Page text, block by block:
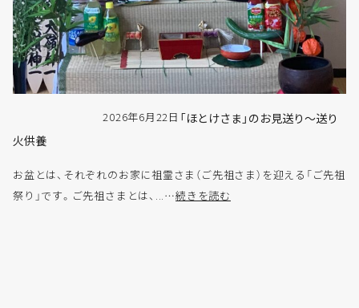
2026年6月22日 「ほとけさま」のお見送り～送り
火供養
お盆とは、それぞれのお家に祖霊さま（ご先祖さま）を迎える「ご先祖
祭り」です。ご先祖さまとは、...…続きを読む